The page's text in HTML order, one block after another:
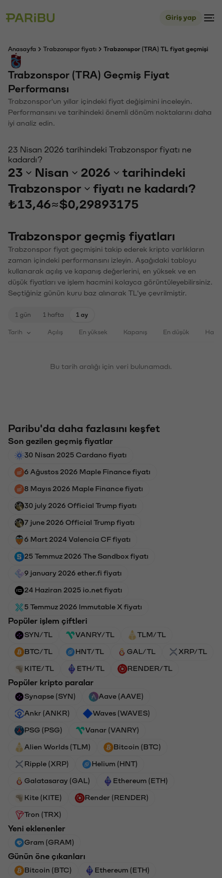
Giriş yap
Anasayfa Trabzonspor fiyatı Trabzonspor (TRA) TL fiyat geçmişi
Trabzonspor (TRA) Geçmiş Fiyat
Performansı
Trabzonspor'un yıllar içindeki fiyat değişimini inceleyin.
Performansını ve tarihindeki önemli dönüm noktalarını daha
iyi analiz edin.
23 Nisan 2026 tarihindeki Trabzonspor fiyatı ne
kadardı?
23 Nisan 2026
tarihindeki
Trabzonspor
fiyatı ne kadardı?
₺13,46≈$0,29893175
Trabzonspor geçmiş fiyatları
Trabzonspor fiyat geçmişini takip ederek kripto varlıkların
zaman içindeki performansını izleyin. Aşağıdaki tabloyu
kullanarak açılış ve kapanış değerlerini, en yüksek ve en
düşük fiyatları ve işlem hacmini kolayca görüntüleyebilirsiniz.
Seçtiğiniz günün kuru baz alınarak TL'ye çevrilmiştir.
1 gün 1 hafta 1 ay
Tarih Açılış En yüksek Kapanış En düşük
Bu tarih aralığı için veri bulunamadı.
Paribu'da daha fazlasını keşfet
Son gezilen geçmiş fiyatlar
30 Nisan 2025 Cardano fiyatı
6 Ağustos 2026 Maple Finance fiyatı
8 Mayıs 2026 Maple Finance fiyatı
30 july 2026 Official Trump fiyatı
7 june 2026 Official Trump fiyatı
6 Mart 2024 Valencia CF fiyatı
25 Temmuz 2026 The Sandbox fiyatı
9 january 2026 ether.fi fiyatı
24 Haziran 2025 io.net fiyatı
5 Temmuz 2026 Immutable X fiyatı
Popüler işlem çiftleri
SYN/TL VANRY/TL TLM/TL
BTC/TL HNT/TL GAL/TL XRP/TL
KITE/TL ETH/TL RENDER/TL
Popüler kripto paralar
Synapse (SYN) Aave (AAVE)
Ankr (ANKR) Waves (WAVES)
PSG (PSG) Vanar (VANRY)
Alien Worlds (TLM) Bitcoin (BTC)
Ripple (XRP) Helium (HNT)
Galatasaray (GAL) Ethereum (ETH)
Kite (KITE) Render (RENDER)
Tron (TRX)
Yeni eklenenler
Gram (GRAM)
Günün öne çıkanları
Bitcoin (BTC) Ethereum (ETH)